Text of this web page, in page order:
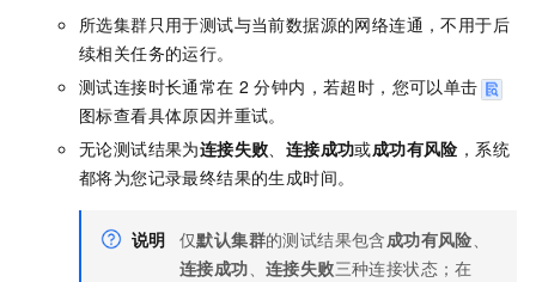
所选集群只用于测试与当前数据源的网络连通，不用于后
续相关任务的运行。
测试连接时长通常在 2 分钟内，若超时，您可以单击
图标查看具体原因并重试。
无论测试结果为连接失败、 连接成功或成功有风险 ，系统
都将为您记录最终结果的生成时间。
说明 仅默认集群的测试结果包含成功有风险、
连接成功、连接失败三种连接状态；在